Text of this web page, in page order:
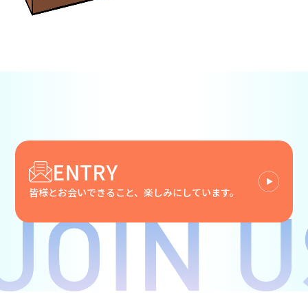
ENTRY
皆様とお会いできること、楽しみにしています。